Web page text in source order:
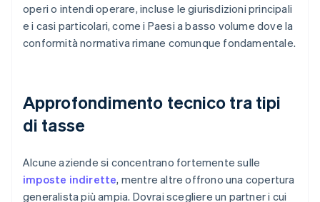
operi o intendi operare, incluse le giurisdizioni principali
e i casi particolari, come i Paesi a basso volume dove la
conformità normativa rimane comunque fondamentale.
Approfondimento tecnico tra tipi
di tasse
Alcune aziende si concentrano fortemente sulle
imposte indirette, mentre altre offrono una copertura
generalista più ampia. Dovrai scegliere un partner i cui